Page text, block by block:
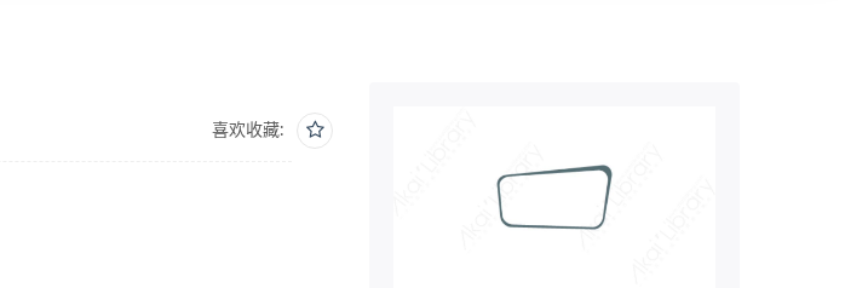
喜欢收藏: